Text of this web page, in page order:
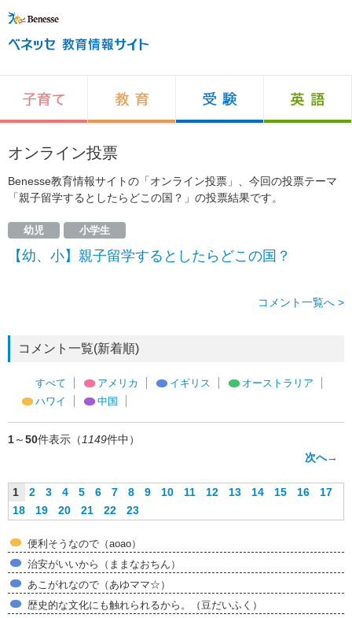
オンライン投票
Benesse教育情報サイトの「オンライン投票」、今回の投票テーマ
「親子留学するとしたらどこの国？」の投票結果です。
幼児 小学生
【幼、小】親子留学するとしたらどこの国？
コメント一覧へ >
コメント一覧(新着順)
すべて アメリカ イギリス
オーストラリア
ハワイ
中国
1～50件表示（ 1149件中）
次へ→
1 2 3 4 5 6 7 8 9 10 11 12 13 14 15 16
17
18
19 20 21 22 23
便利そうなので（aoao）
治安がいいから（ままなおちん）
あこがれなので（あゆママ☆）
歴史的な文化にも触れられるから。（豆だいふく）